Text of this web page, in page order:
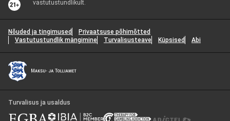
vastutustundlikult.
Nõuded ja tingimused
Privaatsuse põhimõtted
Vastutustundlik mängimine
Turvalisusteave Küpsised Abi
Turvalisus ja usaldus